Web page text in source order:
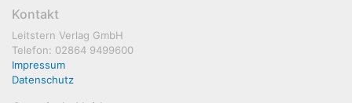
Kontakt
Leitstern Verlag GmbH
Telefon: 02864 9499600
Impressum
Datenschutz